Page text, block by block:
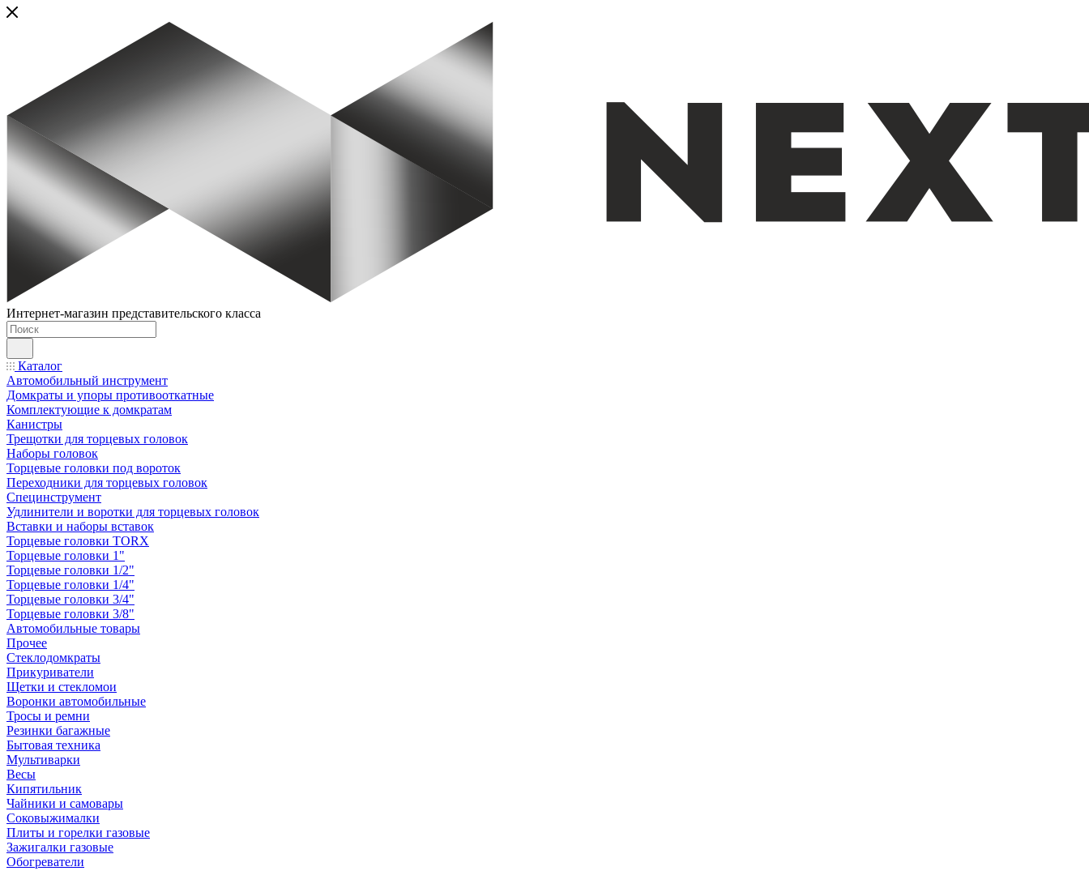
Интернет-магазин представительского класса
Каталог
Автомобильный инструмент
Домкраты и упоры противооткатные
Комплектующие к домкратам
Канистры
Трещотки для торцевых головок
Наборы головок
Торцевые головки под вороток
Переходники для торцевых головок
Специнструмент
Удлинители и воротки для торцевых головок
Вставки и наборы вставок
Торцевые головки TORX
Торцевые головки 1"
Торцевые головки 1/2"
Торцевые головки 1/4"
Торцевые головки 3/4"
Торцевые головки 3/8"
Автомобильные товары
Прочее
Стеклодомкраты
Прикуриватели
Щетки и стекломои
Воронки автомобильные
Тросы и ремни
Резинки багажные
Бытовая техника
Мультиварки
Весы
Кипятильник
Чайники и самовары
Соковыжималки
Плиты и горелки газовые
Зажигалки газовые
Обогреватели